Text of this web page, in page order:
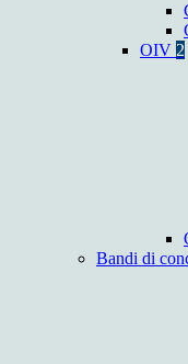
OIV 2
Bandi di